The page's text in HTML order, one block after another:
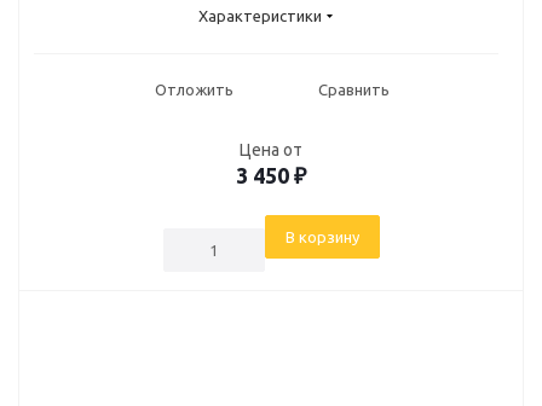
Характеристики
Отложить Сравнить
Цена от
3 450 ₽
В корзину